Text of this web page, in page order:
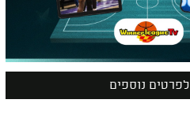
לפרטים נוספים